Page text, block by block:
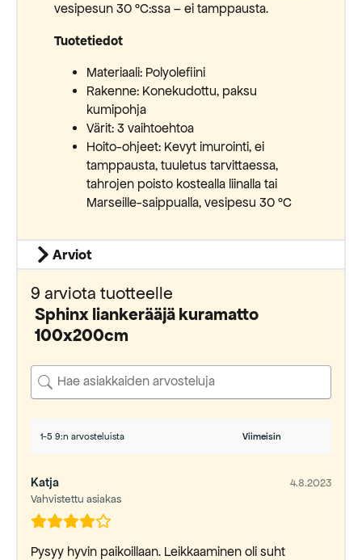
vesipesun 30 °C:ssa – ei tamppausta.
Tuotetiedot
Materiaali: Polyolefiini
Rakenne: Konekudottu, paksu
kumipohja
Värit: 3 vaihtoehtoa
Hoito-ohjeet: Kevyt imurointi, ei
tamppausta, tuuletus tarvittaessa,
tahrojen poisto kostealla liinalla tai
Marseille-saippualla, vesipesu 30 °C
Arviot
9 arviota tuotteelle
Sphinx liankerääjä kuramatto
100x200cm
1-5 9:n arvosteluista
Katja
Vahvistettu asiakas
4.8.2023
Pysyy hyvin paikoillaan. Leikkaaminen oli suht